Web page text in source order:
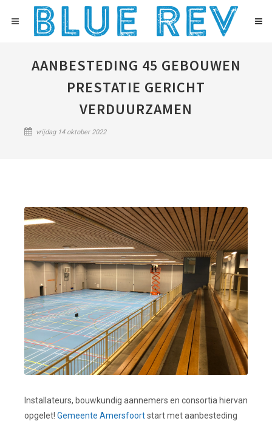
AANBESTEDING 45 GEBOUWEN
PRESTATIE GERICHT
VERDUURZAMEN
vrijdag 14 oktober 2022
Installateurs, bouwkundig aannemers en consortia hiervan
opgelet! Gemeente Amersfoortstart met aanbesteding